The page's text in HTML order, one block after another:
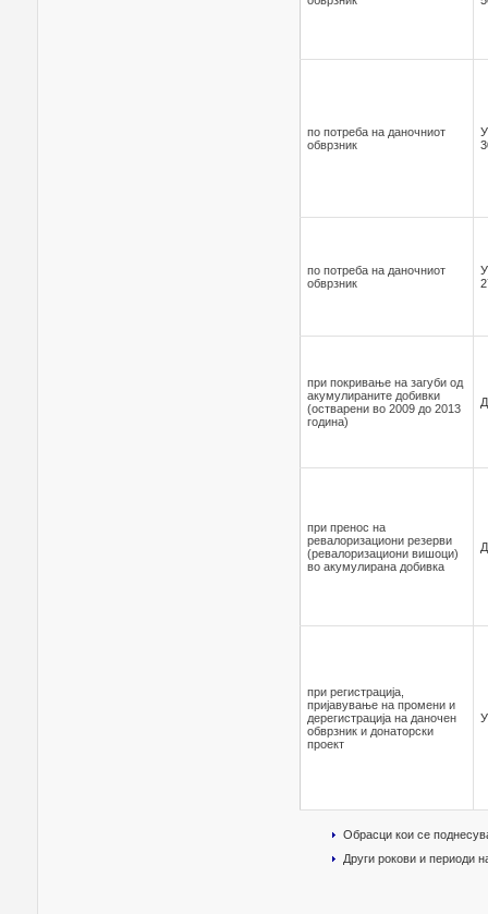
по потреба на даночниот
обврзник
по потреба на даночниот
обврзник
при покривање на загуби од
акумулираните добивки
(остварени во 2009 до 2013
година)
при пренос на
ревалоризациони резерви
(ревалоризациони вишоци)
во акумулирана добивка
при регистрација,
пријавување на промени и
дерегистрација на даночен
обврзник и донаторски
проект
Обрасци кои се
Други рокови и периоди